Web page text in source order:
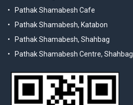
Pathak Shamabesh Cafe
Pathak Shamabesh, Katabon
Pathak Shamabesh, Shahbag
Pathak Shamabesh Centre, Shahbag